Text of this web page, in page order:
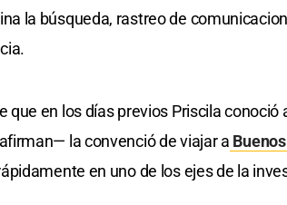
la búsqueda, rastreo de
que en los días previos Priscila
la convenció de viajar a
en uno de los ejes de la